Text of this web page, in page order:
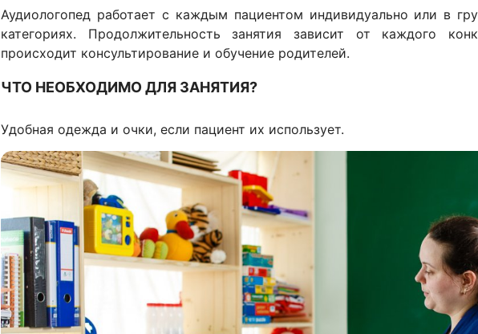
Аудиологопед работает с каждым пациентом индивидуально или в
категориях. Продолжительность занятия зависит от каждого
происходит консультирование и обучение родителей.
ЧТО НЕОБХОДИМО ДЛЯ ЗАНЯТИЯ?
Удобная одежда и очки, если пациент их использует.
Изображение